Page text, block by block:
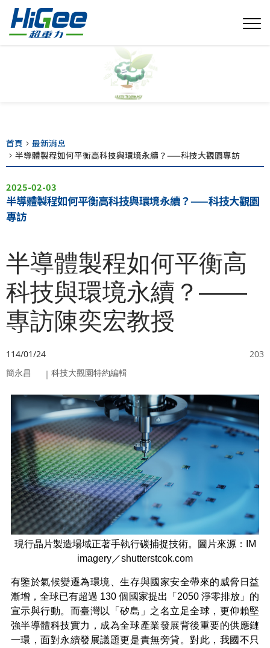
首頁
最新消息
半導體製程如何平衡高科技與環境永續？——科技大觀園專訪
2025-02-03
半導體製程如何平衡高科技與環境永續？——科技大觀園
專訪
半導體製程如何平衡高
科技與環境永續？——
專訪陳奕宏教授
114/01/24 瀏覽
203
簡永昌 ｜ 科技大觀園特約編輯
現行晶片製造場域正著手執行碳捕捉技術。圖片來源：IM
imagery／shutterstcok.com
有鑒於氣候變遷為環境、生存與國家安全帶來的威脅日益
漸增，全球已有超過 130 個國家提出「2050 淨零排放」的
宣示與行動。而臺灣以「矽島」之名立足全球，更仰賴堅
強半導體科技實力，成為全球產業發展背後重要的供應鏈
一環，面對永續發展議題更是責無旁貸。對此，我國不只